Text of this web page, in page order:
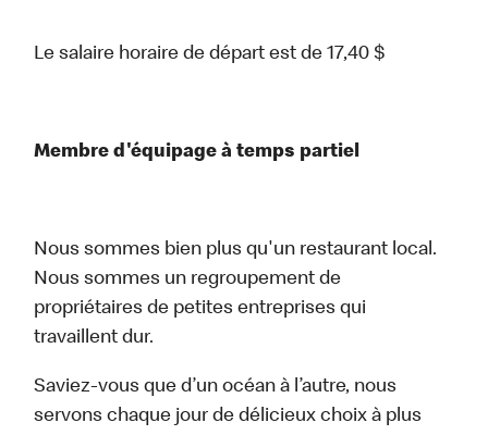
Le salaire horaire de départ est de 17,40 $
Membre d'équipage à temps partiel
Nous sommes bien plus qu'un restaurant local.
Nous sommes un regroupement de
propriétaires de petites entreprises qui
travaillent dur.
Saviez-vous que d’un océan à l’autre, nous
servons chaque jour de délicieux choix à plus